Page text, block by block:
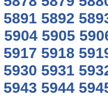
5891 5892
5904 5905
5917 5918
5930 5931
5943 5944